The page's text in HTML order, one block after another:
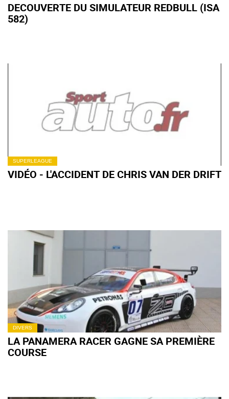
DECOUVERTE DU SIMULATEUR REDBULL (ISA
582)
SUPERLEAGUE
VIDÉO - L'ACCIDENT DE CHRIS VAN DER DRIFT
DIVERS
LA PANAMERA RACER GAGNE SA PREMIÈRE
COURSE